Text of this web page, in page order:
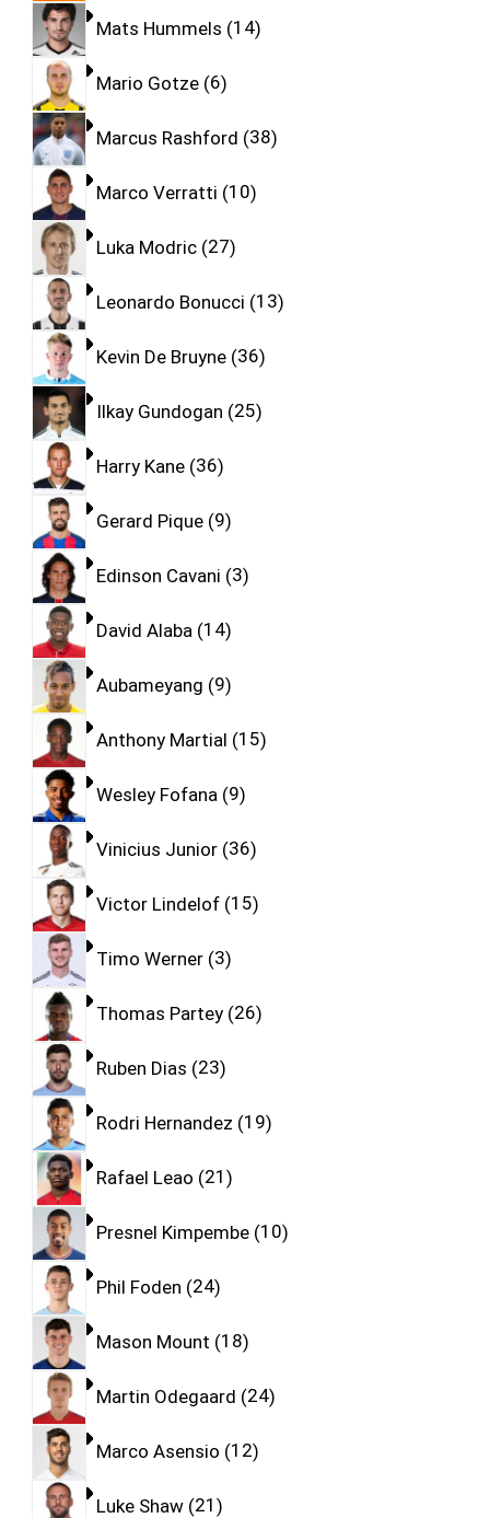
Mats Hummels 14
Mario Gotze 6
Marcus Rashford 38
Marco Verratti 10
Luka Modric 27
Leonardo Bonucci 13
Kevin De Bruyne 36
Ilkay Gundogan 25
Harry Kane 36
Gerard Pique 9
Edinson Cavani 3
David Alaba 14
Aubameyang 9
Anthony Martial 15
Wesley Fofana 9
Vinicius Junior 36
Victor Lindelof 15
Timo Werner 3
Thomas Partey 26
Ruben Dias 23
Rodri Hernandez 19
Rafael Leao 21
Presnel Kimpembe 10
Phil Foden 24
Mason Mount 18
Martin Odegaard 24
Marco Asensio 12
Luke Shaw 21